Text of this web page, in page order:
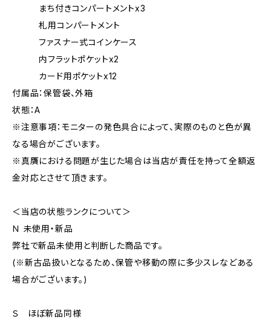
まち付きコンパートメントx3
札用コンパートメント
ファスナー式コインケース
内フラットポケットx2
カード用ポケットx12
付属品：保管袋、外箱
状態：A
※注意事項：モニターの発色具合によって、実際のものと色が異
なる場合がございます。
※真贋における問題が生じた場合は当店が責任を持って全額返
金対応とさせて頂きます。
＜当店の状態ランクについて＞
Ｎ 未使用・新品
弊社で新品未使用と判断した商品です。
(※新古品扱いとなるため、保管や移動の際に多少スレなどある
場合がございます。)
Ｓ ほぼ新品同様